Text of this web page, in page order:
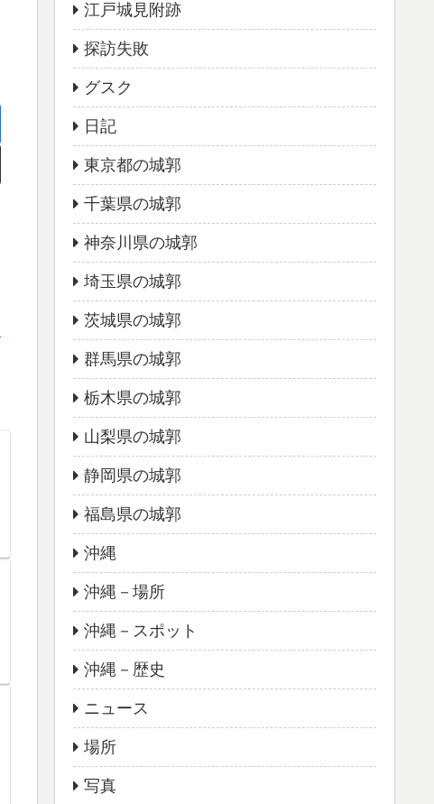
江戸城見附跡
探訪失敗
グスク
日記
東京都の城郭
千葉県の城郭
神奈川県の城郭
埼玉県の城郭
茨城県の城郭
群馬県の城郭
栃木県の城郭
山梨県の城郭
静岡県の城郭
福島県の城郭
沖縄
沖縄－場所
沖縄－スポット
沖縄－歴史
ニュース
場所
写真